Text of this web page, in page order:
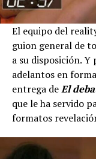
El equipo del
guion general de
a su disposición.
adelantos en
entrega deEl
que le ha servido
formatos